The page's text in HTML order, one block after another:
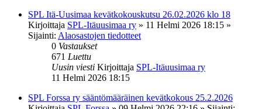
SPL Itä-Uusimaa kevätkokouskutsu 26.02.2026 klo 18
Kirjoittaja SPL-Itäuusimaa ry » 11 Helmi 2026 18:15 »
Sijainti: Alaosastojen tiedotteet
0 Vastaukset
671 Luettu
Uusin viesti Kirjoittaja SPL-Itäuusimaa ry
11 Helmi 2026 18:15
SPL Forssa ry sääntömääräinen kevätkokous 25.2.2026